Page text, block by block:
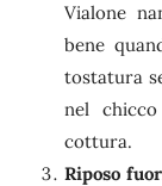
Vialone
bene
tostatura
nel
cottura.
Riposo